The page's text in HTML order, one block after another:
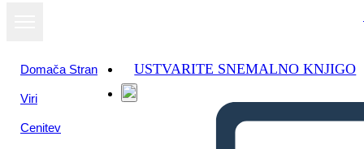
Domača Stran
Viri
Cenitev
USTVARITE SNEMALNO KNJIGO